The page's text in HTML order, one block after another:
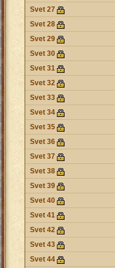
Svet 27
Svet 28
Svet 29
Svet 30
Svet 31
Svet 32
Svet 33
Svet 34
Svet 35
Svet 36
Svet 37
Svet 38
Svet 39
Svet 40
Svet 41
Svet 42
Svet 43
Svet 44